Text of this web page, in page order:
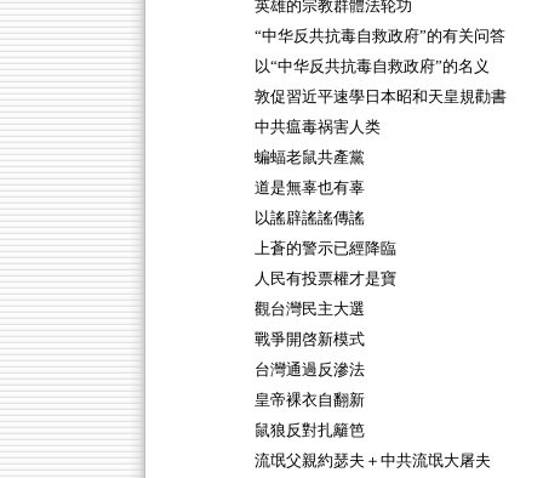
英雄的宗教群體法轮功
“中华反共抗毒自救政府”的有关问答
以“中华反共抗毒自救政府”的名义
敦促習近平速學日本昭和天皇規勸書
中共瘟毒祸害人类
蝙蝠老鼠共產黨
道是無辜也有辜
以謠辟謠謠傳謠
上蒼的警示已經降臨
人民有投票權才是寶
觀台灣民主大選
戰爭開啓新模式
台灣通過反滲法
皇帝裸衣自翻新
鼠狼反對扎籬笆
流氓父親約瑟夫＋中共流氓大屠夫